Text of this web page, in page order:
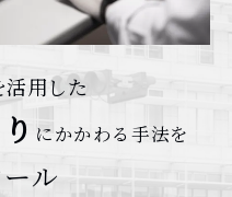
用した
にかかわる手法を
ル